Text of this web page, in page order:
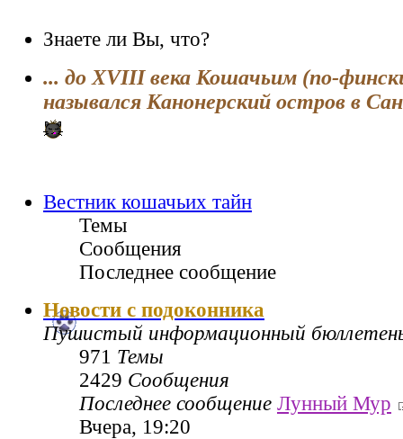
Знаете ли Вы, что?
... до XVIII века Кошачьим (по-
назывался Канонерский остров в
Вестник кошачьих тайн
Темы
Сообщения
Последнее сообщение
Новости с подоконника
Пушистый информационный
971 Темы
2429 Сообщения
Последнее сообщение Лунный Мур
Вчера, 19:20